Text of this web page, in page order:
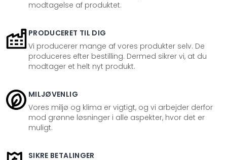
modtagelse af produktet.
PRODUCERET TIL DIG
Vi producerer mange af vores produkter selv. De
produceres efter bestilling. Dermed sikrer vi, at du
modtager et helt nyt produkt.
MILJØVENLIG
Vores miljø og klima er vigtigt, og vi arbejder derfor
mod grønne løsninger i alle aspekter, hvor det er
muligt.
SIKRE BETALINGER